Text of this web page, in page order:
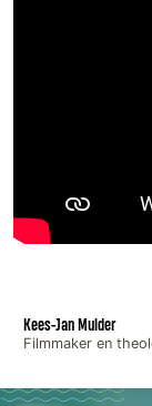
Kees-Jan Mulder
Filmmaker en